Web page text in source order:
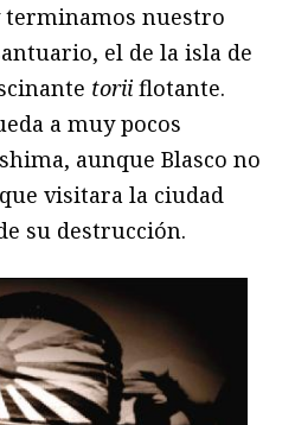
nuestro
el de la isla de
torii flotante.
a muy pocos
aunque Blasco no
visitara la ciudad
su destrucción.